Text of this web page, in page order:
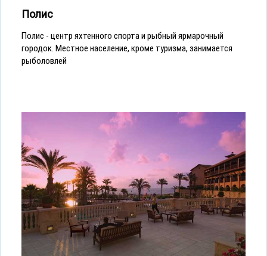
Полис
Полис - центр яхтенного спорта и рыбный ярмарочный
городок. Местное население, кроме туризма, занимается
рыболовлей